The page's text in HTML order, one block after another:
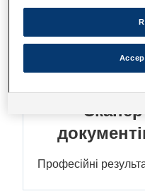
Професійні